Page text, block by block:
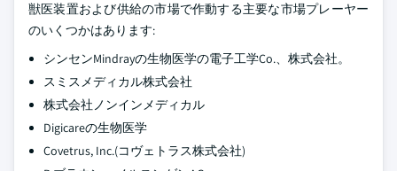
獣医装置および供給の市場で作動する主要な市場プレーヤー
のいくつかはあります:
シンセンMindrayの生物医学の電子工学Co.、株式会社。
スミスメディカル株式会社
株式会社ノンインメディカル
Digicareの生物医学
Covetrus, Inc.(コヴェトラス株式会社)